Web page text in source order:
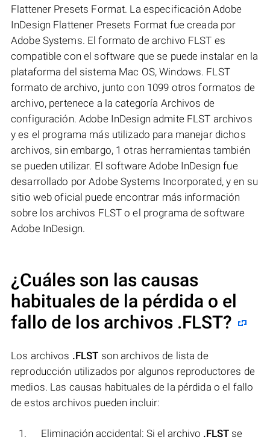
Flattener Presets Format. La especificación Adobe
InDesign Flattener Presets Format fue creada por
Adobe Systems. El formato de archivo FLST es
compatible con el software que se puede instalar en la
plataforma del sistema Mac OS, Windows. FLST
formato de archivo, junto con 1099 otros formatos de
archivo, pertenece a la categoría Archivos de
configuración. Adobe InDesign admite FLST archivos
y es el programa más utilizado para manejar dichos
archivos, sin embargo, 1 otras herramientas también
se pueden utilizar. El software Adobe InDesign fue
desarrollado por Adobe Systems Incorporated, y en su
sitio web oficial puede encontrar más información
sobre los archivos FLST o el programa de software
Adobe InDesign.
¿Cuáles son las causas
habituales de la pérdida o el
fallo de los archivos .FLST?
Los archivos .FLST son archivos de lista de
reproducción utilizados por algunos reproductores de
medios. Las causas habituales de la pérdida o el fallo
de estos archivos pueden incluir:
Eliminación accidental: Si el archivo .FLST se